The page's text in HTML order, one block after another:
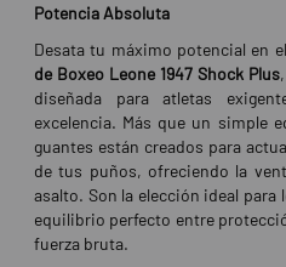
Potencia Absoluta
Desata tu máximo potencial en
de Boxeo Leone 1947 Shock Plus
diseñada para atletas
excelencia. Más que un simple
guantes están creados para
de tus puños, ofreciendo la
asalto. Son la elección ideal para
equilibrio perfecto entre
fuerza bruta.